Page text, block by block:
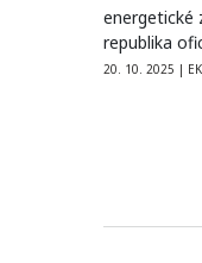
energetické
republika
najbližšom
20. 10. 2025 |